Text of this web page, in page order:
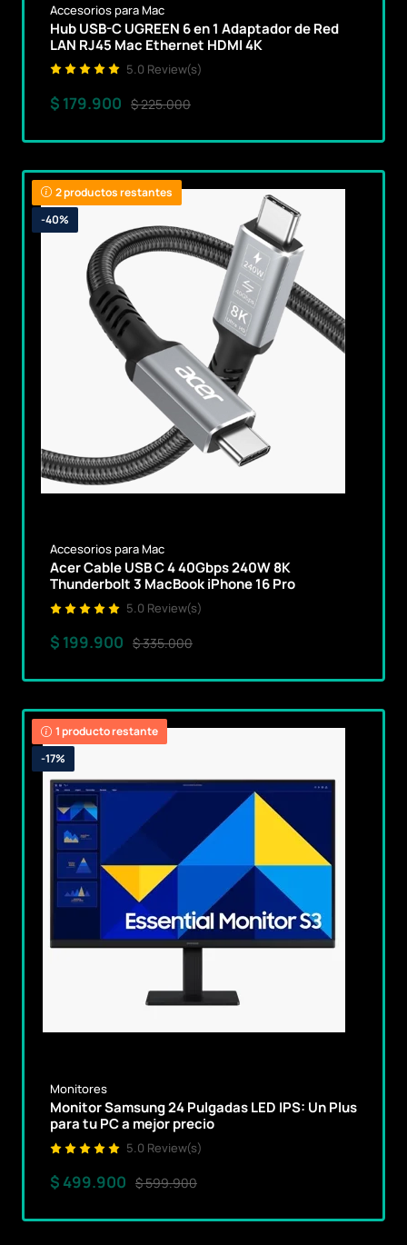
Accesorios para Mac
Hub USB-C UGREEN 6 en 1 Adaptador de Red
LAN RJ45 Mac Ethernet HDMI 4K
5.0 Review(s)
$ 179.900 $ 225.000
2 productos restantes
-40%
Accesorios para Mac
Acer Cable USB C 4 40Gbps 240W 8K
Thunderbolt 3 MacBook iPhone 16 Pro
5.0 Review(s)
$ 199.900 $ 335.000
1 producto restante
-17%
Monitores
Monitor Samsung 24 Pulgadas LED IPS: Un Plus
para tu PC a mejor precio
5.0 Review(s)
$ 499.900 $ 599.900